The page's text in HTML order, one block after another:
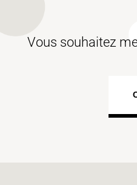
Vous souhaitez